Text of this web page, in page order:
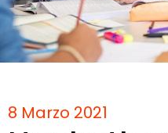
8 Marzo 2021